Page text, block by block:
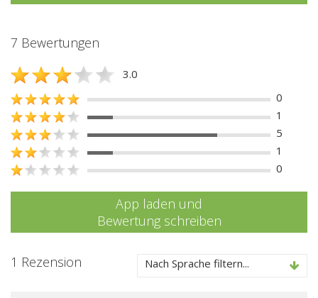
7 Bewertungen
3.0
0
1
5
1
0
App laden und
Bewertung schreiben
1 Rezension Nach Sprache filtern...